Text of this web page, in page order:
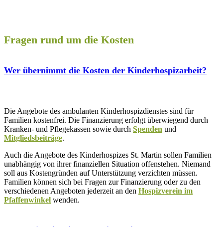
Fragen rund um die Kosten
Wer übernimmt die Kosten der Kinderhospizarbeit?
Die Angebote des ambulanten Kinderhospizdienstes sind für
Familien kostenfrei. Die Finanzierung erfolgt überwiegend durch
Kranken- und Pflegekassen sowie durch Spenden und
Mitgliedsbeiträge.
Auch die Angebote des Kinderhospizes St. Martin sollen Familien
unabhängig von ihrer finanziellen Situation offenstehen. Niemand
soll aus Kostengründen auf Unterstützung verzichten müssen.
Familien können sich bei Fragen zur Finanzierung oder zu den
verschiedenen Angeboten jederzeit an den Hospizverein im
Pfaffenwinkel wenden.